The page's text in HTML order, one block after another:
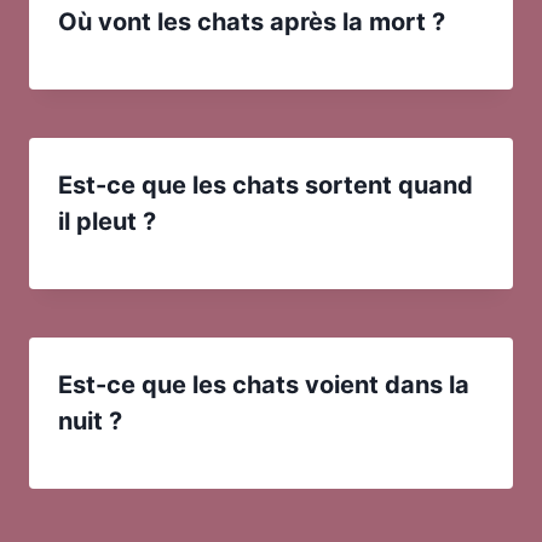
Où vont les chats après la mort ?
Est-ce que les chats sortent quand
il pleut ?
Est-ce que les chats voient dans la
nuit ?